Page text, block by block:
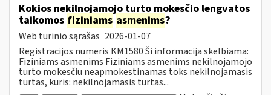
Kokios nekilnojamojo turto mokesčio lengvatos
taikomos fiziniams asmenims?
Web turinio sąrašas 2026-01-07
Registracijos numeris KM1580 Ši informacija skelbiama:
Fiziniams asmenims Fiziniams asmenims nekilnojamojo
turto mokesčiu neapmokestinamas toks nekilnojamasis
turtas, kuris: nekilnojamasis turtas...